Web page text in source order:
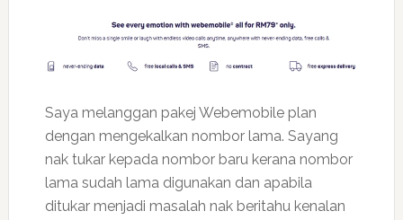
Saya melanggan pakej Webemobile plan
dengan mengekalkan nombor lama. Sayang
nak tukar kepada nombor baru kerana nombor
lama sudah lama digunakan dan apabila
ditukar menjadi masalah nak beritahu kenalan